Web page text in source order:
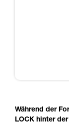
Während der
LOCK hinter